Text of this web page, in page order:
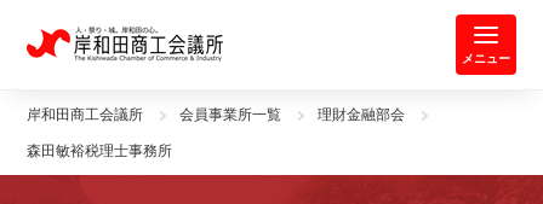
岸和田商工会議所 | 人・祭り・城。
メニュー
岸和田商工会議所 会員事業所一覧 理財金融部会
森田敏裕税理士事務所